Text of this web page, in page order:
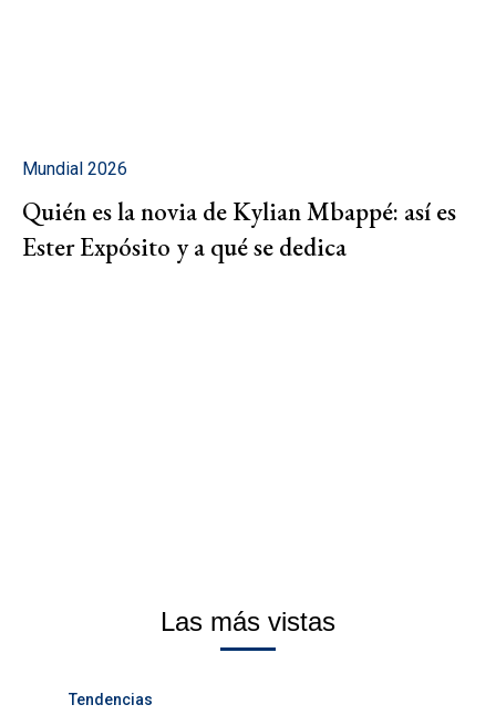
Mundial 2026
Quién es la novia de Kylian Mbappé: así es
Ester Expósito y a qué se dedica
Las más vistas
Tendencias